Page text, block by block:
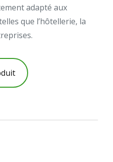
adapté aux
que l’hôtellerie, la